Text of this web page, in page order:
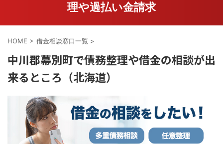
理や過払い金請求
HOME > 借金相談窓口一覧 >
中川郡幕別町で債務整理や借金の相談が出
来るところ（北海道）